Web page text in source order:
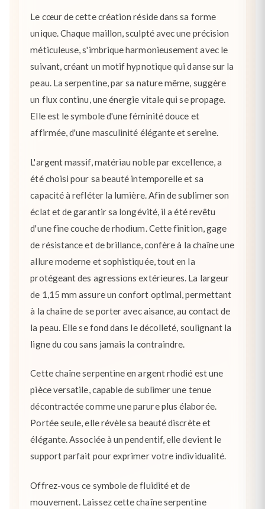
Le cœur de cette création réside dans sa forme
unique. Chaque maillon, sculpté avec une précision
méticuleuse, s'imbrique harmonieusement avec le
suivant, créant un motif hypnotique qui danse sur la
peau. La serpentine, par sa nature même, suggère
un flux continu, une énergie vitale qui se propage.
Elle est le symbole d'une féminité douce et
affirmée, d'une masculinité élégante et sereine.
L'argent massif, matériau noble par excellence, a
été choisi pour sa beauté intemporelle et sa
capacité à refléter la lumière. Afin de sublimer son
éclat et de garantir sa longévité, il a été revêtu
d'une fine couche de rhodium. Cette finition, gage
de résistance et de brillance, confère à la chaîne une
allure moderne et sophistiquée, tout en la
protégeant des agressions extérieures. La largeur
de 1,15 mm assure un confort optimal, permettant
à la chaîne de se porter avec aisance, au contact de
la peau. Elle se fond dans le décolleté, soulignant la
ligne du cou sans jamais la contraindre.
Cette chaîne serpentine en argent rhodié est une
pièce versatile, capable de sublimer une tenue
décontractée comme une parure plus élaborée.
Portée seule, elle révèle sa beauté discrète et
élégante. Associée à un pendentif, elle devient le
support parfait pour exprimer votre individualité.
Offrez-vous ce symbole de fluidité et de
mouvement. Laissez cette chaîne serpentine